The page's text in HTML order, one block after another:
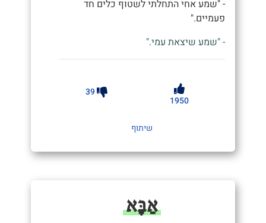
- "שמע אחי התחלתי לשטוף כלים חד
פעמיים."
- "שמע שיצאת עמי."
1950
39
שיתוף
אַבָּא